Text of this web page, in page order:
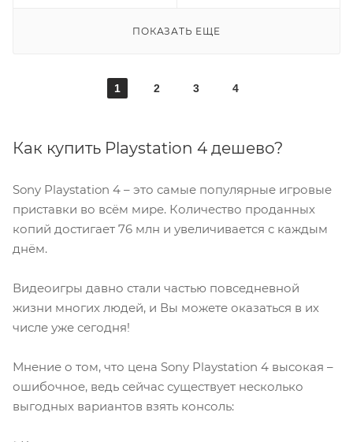
ПОКАЗАТЬ ЕЩЕ
1 2 3 4
Как купить Playstation 4 дешево?
Sony Playstation 4 – это самые популярные игровые
приставки во всём мире. Количество проданных
копий достигает 76 млн и увеличивается с каждым
днём.
Видеоигры давно стали частью повседневной
жизни многих людей, и Вы можете оказаться в их
числе уже сегодня!
Мнение о том, что цена Sony Playstation 4 высокая –
ошибочное, ведь сейчас существует несколько
выгодных вариантов взять консоль: